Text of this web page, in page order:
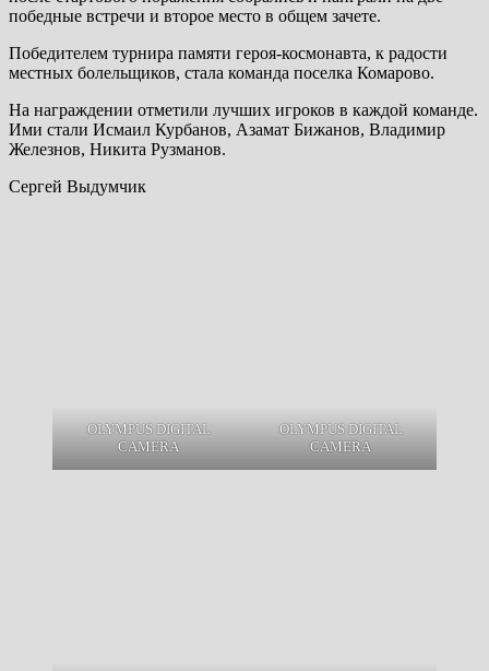
победные встречи и второе место в общем зачете.
Победителем турнира памяти героя-космонавта, к радости
местных болельщиков, стала команда поселка Комарово.
На награждении отметили лучших игроков в каждой команде.
Ими стали Исмаил Курбанов, Азамат Бижанов, Владимир
Железнов, Никита Рузманов.
Сергей Выдумчик
OLYMPUS DIGITAL
CAMERA
OLYMPUS DIGITAL
CAMERA